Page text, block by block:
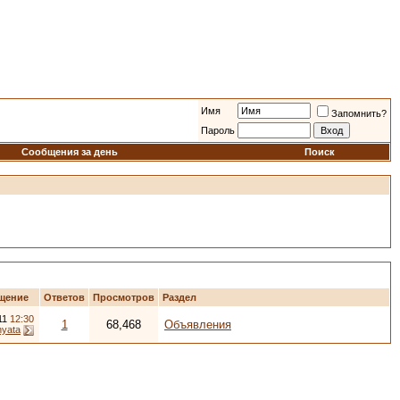
Имя
Запомнить?
Пароль
Сообщения за день Поиск
Ответов Просмотров Раздел
12:30
1 68,468 Объявления